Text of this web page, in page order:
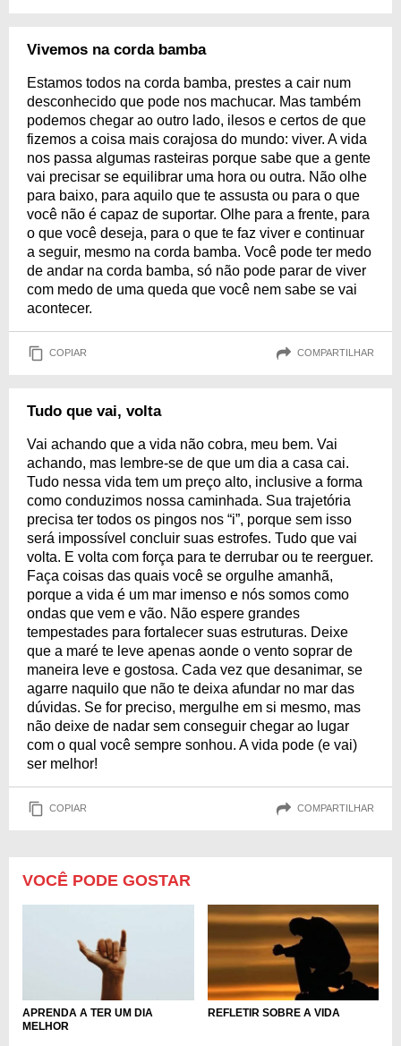
Vivemos na corda bamba
Estamos todos na corda bamba, prestes a cair num
desconhecido que pode nos machucar. Mas também
podemos chegar ao outro lado, ilesos e certos de que
fizemos a coisa mais corajosa do mundo: viver. A vida
nos passa algumas rasteiras porque sabe que a gente
vai precisar se equilibrar uma hora ou outra. Não olhe
para baixo, para aquilo que te assusta ou para o que
você não é capaz de suportar. Olhe para a frente, para
o que você deseja, para o que te faz viver e continuar
a seguir, mesmo na corda bamba. Você pode ter medo
de andar na corda bamba, só não pode parar de viver
com medo de uma queda que você nem sabe se vai
acontecer.
COPIAR COMPARTILHAR
Tudo que vai, volta
Vai achando que a vida não cobra, meu bem. Vai
achando, mas lembre-se de que um dia a casa cai.
Tudo nessa vida tem um preço alto, inclusive a forma
como conduzimos nossa caminhada. Sua trajetória
precisa ter todos os pingos nos “i”, porque sem isso
será impossível concluir suas estrofes. Tudo que vai
volta. E volta com força para te derrubar ou te reerguer.
Faça coisas das quais você se orgulhe amanhã,
porque a vida é um mar imenso e nós somos como
ondas que vem e vão. Não espere grandes
tempestades para fortalecer suas estruturas. Deixe
que a maré te leve apenas aonde o vento soprar de
maneira leve e gostosa. Cada vez que desanimar, se
agarre naquilo que não te deixa afundar no mar das
dúvidas. Se for preciso, mergulhe em si mesmo, mas
não deixe de nadar sem conseguir chegar ao lugar
com o qual você sempre sonhou. A vida pode (e vai)
ser melhor!
COPIAR COMPARTILHAR
VOCÊ PODE GOSTAR
APRENDA A TER UM DIA
MELHOR
REFLETIR SOBRE A VIDA